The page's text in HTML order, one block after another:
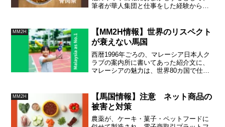
筆者が華人集団と仕事をした経験から、
MM2H
【MM2H情報】世界のリスペクト
が衰えない馬国
西暦1996年ごろの、マレーシア日本人ク
ラブの案内所に書いてあった紹介文に、
マレーシアの魅力は、世界80カ国で仕事
だという話がありました。
MM2H
【馬国情報】注意 ネット商品の
被害と対策
農薬が、ケーキ・菓子・ペットフードに